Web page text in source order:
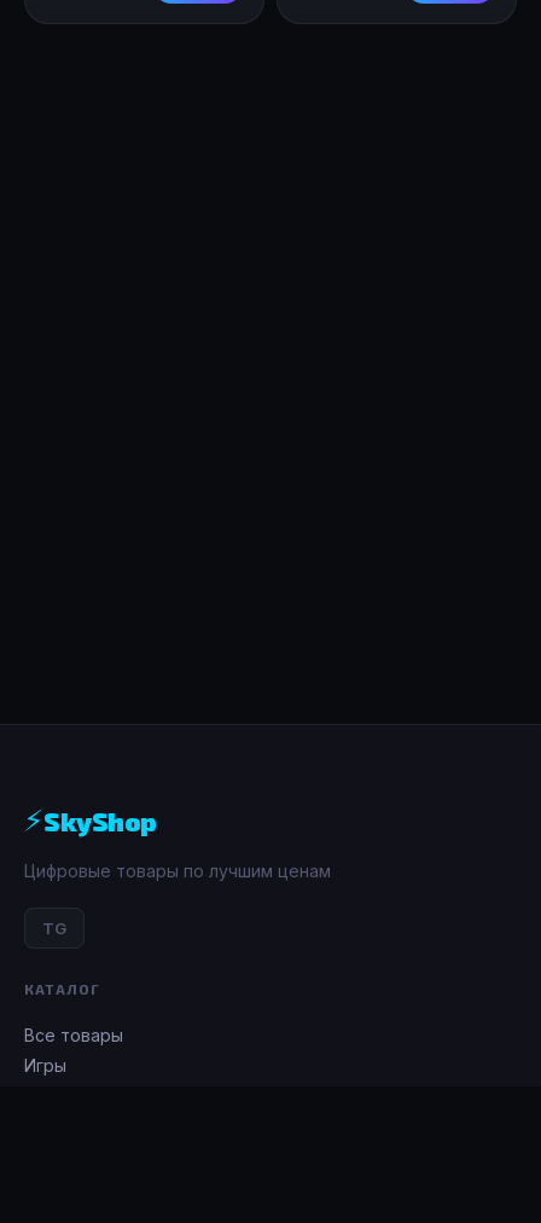
⚡SkyShop
Цифровые товары по лучшим ценам
TG
КАТАЛОГ
Все товары
Игры